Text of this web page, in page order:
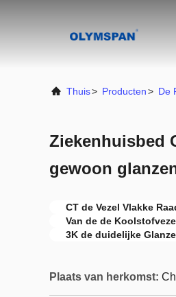
Thuis> Producten> De
Ziekenhuisbed
gewoon
CT de Vezel Vlakke
Van de de
3K de duidelijke
Plaats van herkomst: